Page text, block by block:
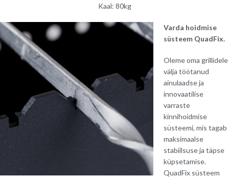
Kaal: 80kg
Varda hoidmise
süsteem QuadFix.
Oleme oma grillidele
välja töötanud
ainulaadse ja
innovaatilise
varraste
kinnihoidmise
süsteemi, mis tagab
maksimaalse
stabiilsuse ja täpse
küpsetamise.
QuadFix süsteem